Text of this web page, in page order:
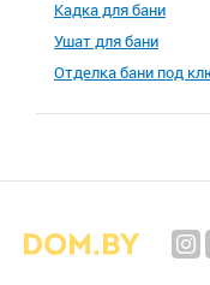
Кадка для бани
Ушат для бани
Отделка бани под